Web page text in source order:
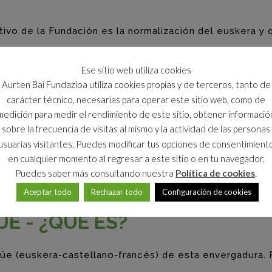
de la Fundación es la normalización del euskera y
ha señalado que para la normalización del
en Internet y en las redes sociales, y a ese
de esta versión online del diccionario Azkue y
la posibilidad de realizar búsquedas utilizando la
- ¿QUÉ ES?
(euskera-castellano-francés) de esta envergadura.
Ese sitio web utiliza cookies
Aurten Bai Fundazioa utiliza cookies propias y de terceros, tanto de
carácter técnico, necesarias para operar este sitio web, como de
para medir el rendimiento de este sitio, obtener
sobre la frecuencia de visitas al mismo y la actividad de las personas
visitantes. Puedes modificar tus opciones de
en cualquier momento al regresar a este sitio o en tu navegador.
Puedes saber más consultando nuestra Política de cookies.
Aceptar todo Rechazar todo Configuración de cookies